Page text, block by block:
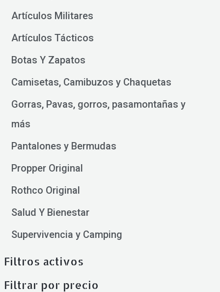
Artículos Militares
Artículos Tácticos
Botas Y Zapatos
Camisetas, Camibuzos y Chaquetas
Gorras, Pavas, gorros, pasamontañas y
más
Pantalones y Bermudas
Propper Original
Rothco Original
Salud Y Bienestar
Supervivencia y Camping
Filtros activos
Filtrar por precio